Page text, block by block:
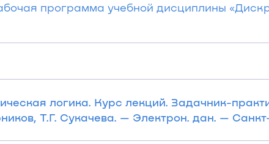
программа учебной дисциплины
логика. Курс лекций. Задачник-
Т.Г. Сукачева. — Электрон. дан. —